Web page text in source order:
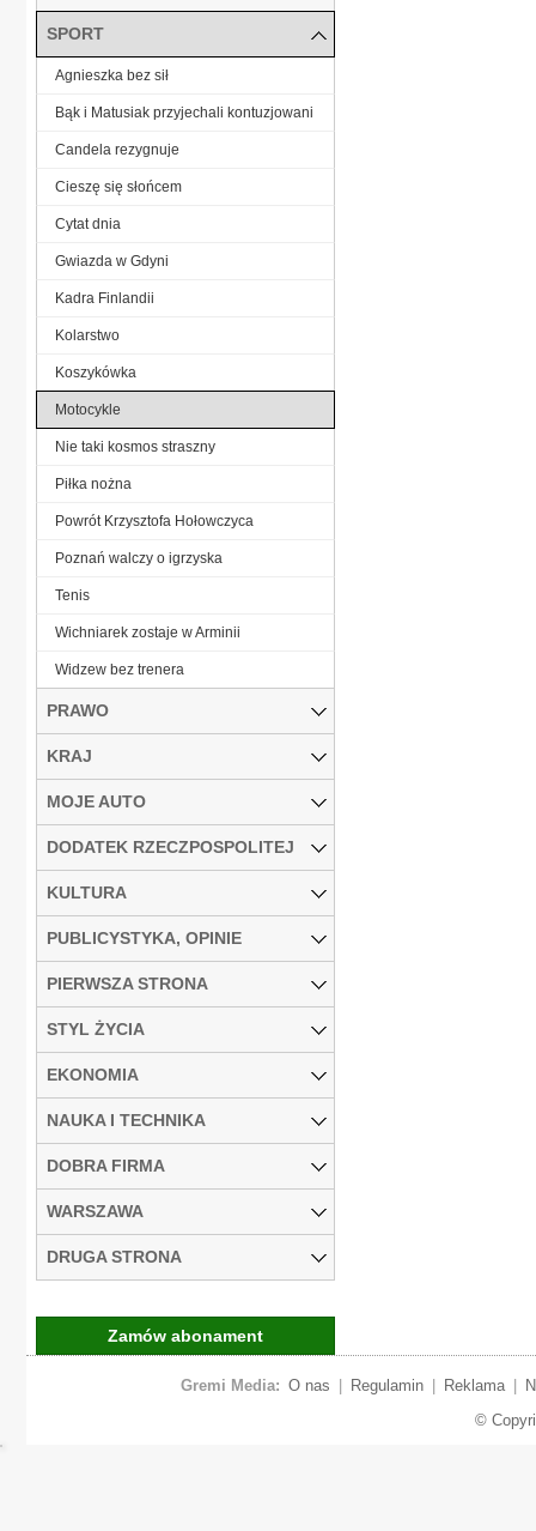
SPORT
Agnieszka bez sił
Bąk i Matusiak przyjechali kontuzjowani
Candela rezygnuje
Cieszę się słońcem
Cytat dnia
Gwiazda w Gdyni
Kadra Finlandii
Kolarstwo
Koszykówka
Motocykle
Nie taki kosmos straszny
Piłka nożna
Powrót Krzysztofa Hołowczyca
Poznań walczy o igrzyska
Tenis
Wichniarek zostaje w Arminii
Widzew bez trenera
PRAWO
KRAJ
MOJE AUTO
DODATEK RZECZPOSPOLITEJ
KULTURA
PUBLICYSTYKA, OPINIE
PIERWSZA STRONA
STYL ŻYCIA
EKONOMIA
NAUKA I TECHNIKA
DOBRA FIRMA
WARSZAWA
DRUGA STRONA
Zamów abonament
Gremi Media: O nas Regulamin Reklama
©